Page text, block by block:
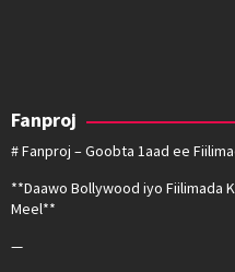
Fanproj
# Fanproj – Goobta 1aad ee
**Daawo Bollywood iyo Fiilimada
Meel**
—